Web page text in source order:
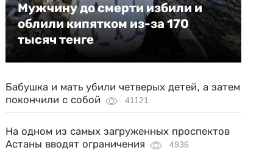
Мужчину до смерти избили и
облили кипятком из-за 170
тысяч тенге
Бабушка и мать убили четверых детей, а затем
покончили с собой
41121
На одном из самых загруженных проспектов
Астаны вводят ограничения
4936